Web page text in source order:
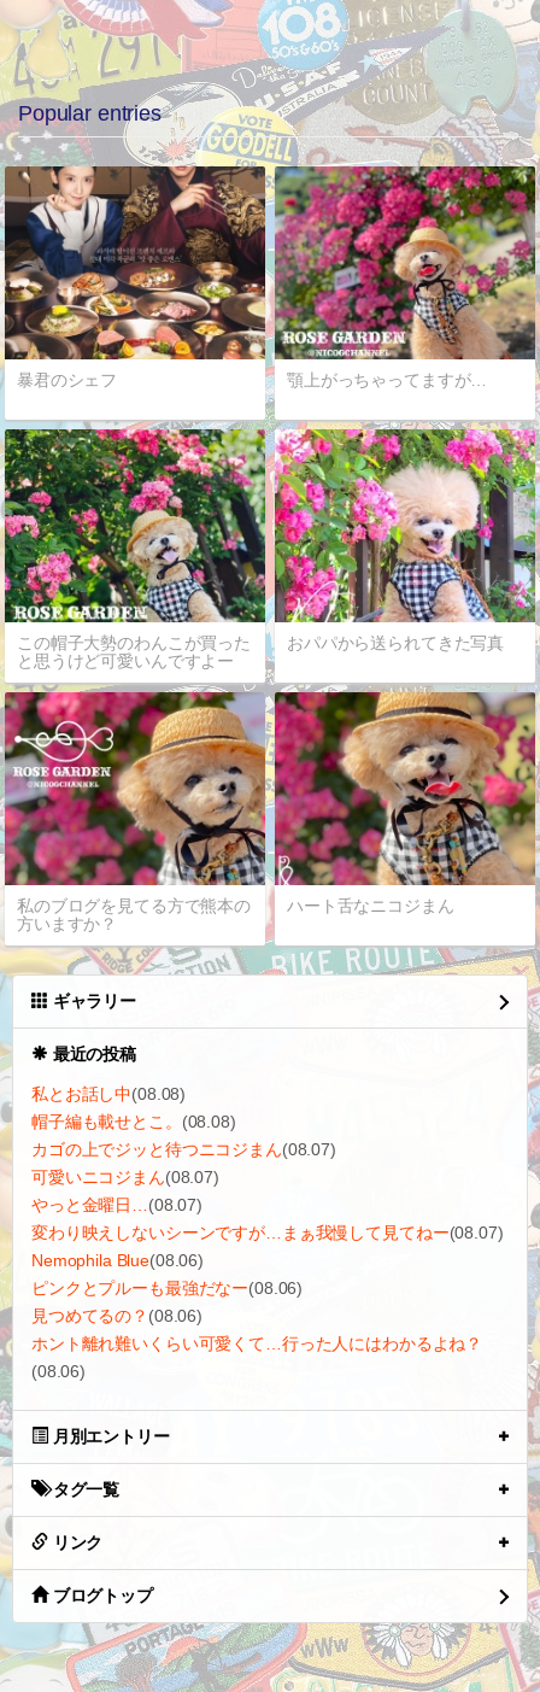
Popular entries
暴君のシェフ 顎上がっちゃってますが…
この帽子大勢のわんこが買った
と思うけど可愛いんですよー
おパパから送られてきた写真
私のブログを見てる方で熊本の
方いますか？
ハート舌なニコジまん
ギャラリー
最近の投稿
私とお話し中(08.08)
帽子編も載せとこ。 (08.08)
カゴの上でジッと待つニコジまん(08.07)
可愛いニコジまん(08.07)
やっと金曜日… (08.07)
変わり映えしないシーンですが…まぁ我慢して見てねー(08.07)
Nemophila Blue(08.06)
ピンクとプルーも最強だなー(08.06)
見つめてるの？ (08.06)
ホント離れ難いくらい可愛くて…行った人にはわかるよね？
(08.06)
月別エントリー
タグ一覧
リンク
ブログトップ